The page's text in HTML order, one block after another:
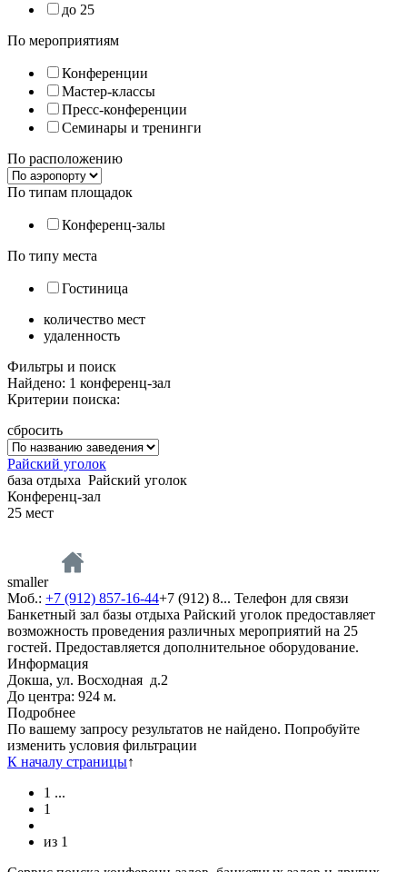
до 25
По мероприятиям
Конференции
Мастер-классы
Пресс-конференции
Семинары и тренинги
По расположению
По типам площадок
Конференц-залы
По типу места
Гостиница
количество мест
удаленность
Фильтры и поиск
Найдено: 1 конференц-зал
Критерии поиска:
сбросить
Райский уголок
база отдыха Райский уголок
Конференц-зал
25 мест
smaller
Моб.: +7 (912) 857-16-44+7 (912) 8... Телефон для связи
Банкетный зал базы отдыха Райский уголок предоставляет
возможность проведения различных мероприятий на 25
гостей. Предоставляется дополнительное оборудование.
Информация
Докша, ул. Восходная д.2
До центра: 924 м.
Подробнее
По вашему запросу результатов не найдено. Попробуйте
изменить условия фильтрации
К началу страницы↑
1 ...
1
из 1